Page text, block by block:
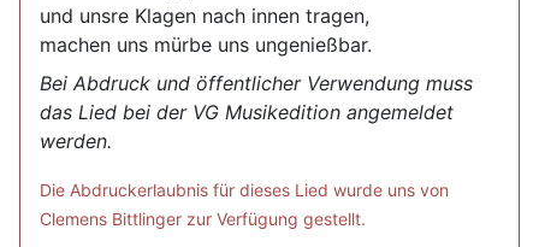
und unsre Klagen nach innen tragen,
machen uns mürbe uns ungenießbar.
Bei Abdruck und öffentlicher Verwendung muss
das Lied bei der VG Musikedition angemeldet
werden.
Die Abdruckerlaubnis für dieses Lied wurde uns von
Clemens Bittlinger zur Verfügung gestellt.